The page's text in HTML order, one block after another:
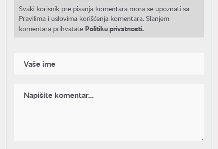
Svaki korisnik pre pisanja komentara mora se upoznati sa
Pravilima i uslovima korišćenja komentara. Slanjem
komentara prihvatate Politiku privatnosti.